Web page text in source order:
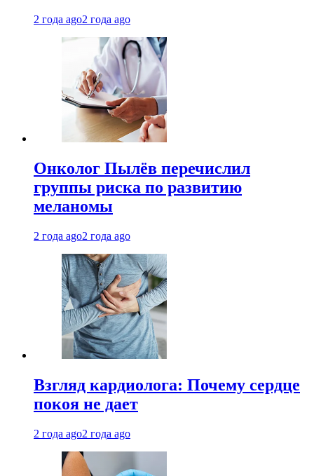
2 года ago2 года ago
Онколог Пылёв перечислил
группы риска по развитию
меланомы
2 года ago2 года ago
Взгляд кардиолога: Почему сердце
покоя не дает
2 года ago2 года ago